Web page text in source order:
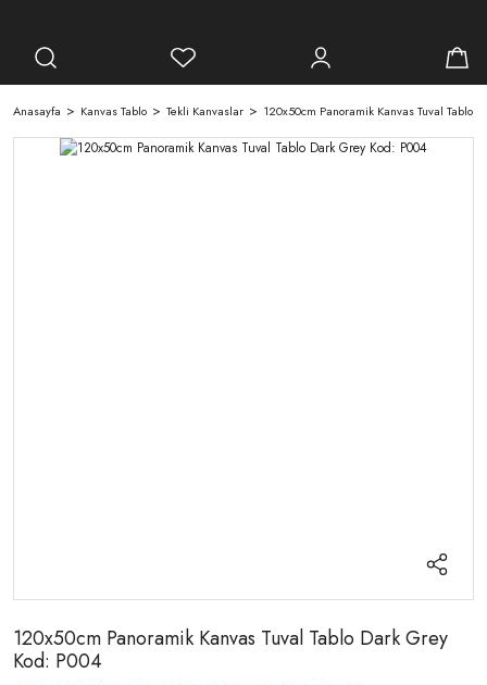
Anasayfa Kanvas Tablo Tekli Kanvaslar 120x50cm Panoramik Kanvas Tuval Tablo
120x50cm Panoramik Kanvas Tuval Tablo Dark Grey
Kod: P004